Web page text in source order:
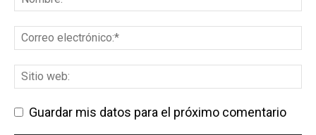
Guardar mis datos para el próximo comentario